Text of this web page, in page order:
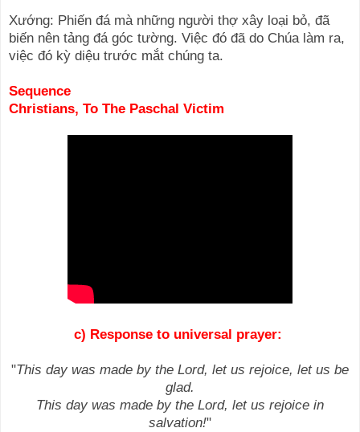
Xướng: Phiến đá mà những người thợ xây loại bỏ, đã
biến nên tảng đá góc tường. Việc đó đã do Chúa làm ra,
việc đó kỳ diệu trước mắt chúng ta.
Sequence
Christians, To The Paschal Victim
c) Response to universal prayer:
"This day was made by the Lord, let us rejoice, let us be
glad.
This day was made by the Lord, let us rejoice in
salvation!"